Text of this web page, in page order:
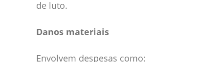
de luto.
Danos materiais
Envolvem despesas como: